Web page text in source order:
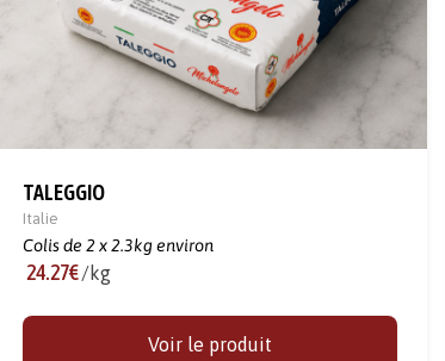
TALEGGIO
Italie
Colis de 2 x 2.3kg environ
24.27€/kg
Voir le produit